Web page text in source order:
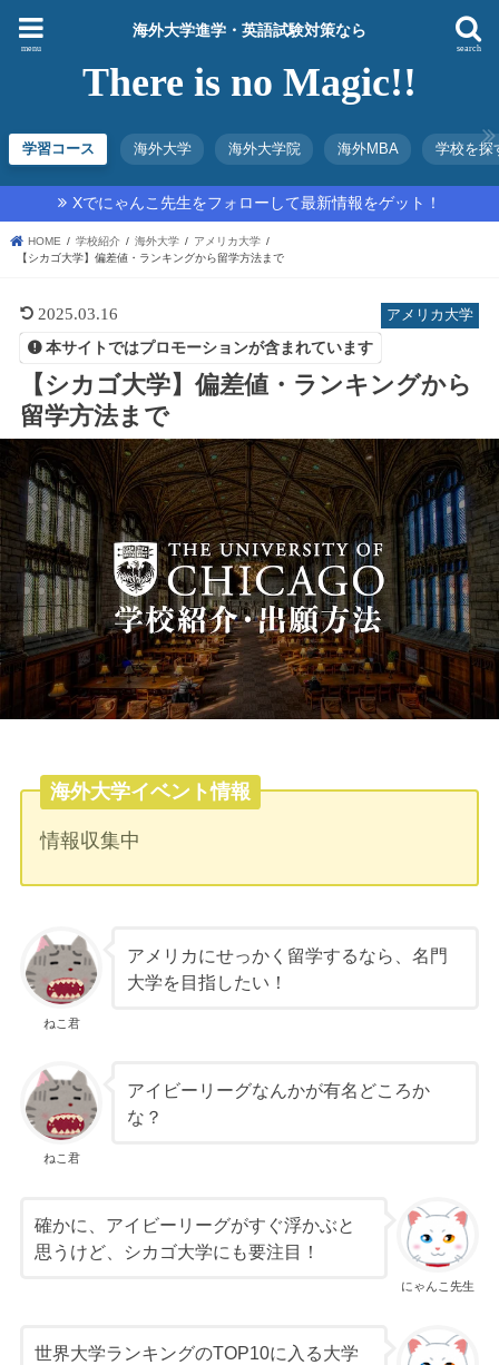
海外大学進学・英語試験対策なら
There is no Magic!!
search
menu
学習コース 海外大学 海外大学院 海外MBA 学校を探
Xでにゃんこ先生をフォローして最新情報をゲット！
HOME 学校紹介 海外大学
アメリカ大学
【シカゴ大学】偏差値・ランキングから留学方法まで
アメリカ大学
2025.03.16
本サイトではプロモーションが含まれています
【シカゴ大学】偏差値・ランキングから
留学方法まで
海外大学イベント情報
情報収集中
ねこ君
アメリカにせっかく留学するなら、名門
大学を目指したい！
ねこ君
アイビーリーグなんかが有名どころか
な？
にゃんこ先生
確かに、アイビーリーグがすぐ浮かぶと
思うけど、シカゴ大学にも要注目！
世界大学ランキングのTOP10に入る大学